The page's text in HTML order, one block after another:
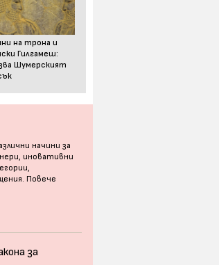
на трона и
Гилгамеш:
Шумерският
начини за
иновативни
Повече
за